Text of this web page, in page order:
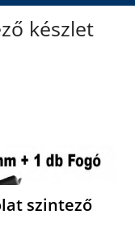
készlet
szintező